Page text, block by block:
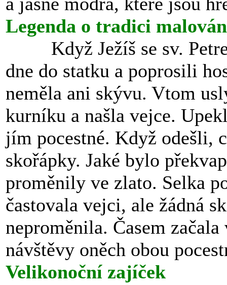
Legenda o tradici
Když Ježíš se sv.
dne do statku a poprosili
neměla ani skývu. Vtom
kurníku a našla vejce.
jím pocestné. Když odešli,
skořápky. Jaké bylo
proměnily ve zlato. Selka
častovala vejci, ale žádná
neproměnila. Časem
návštěvy oněch obou
Velikonoční zajíček